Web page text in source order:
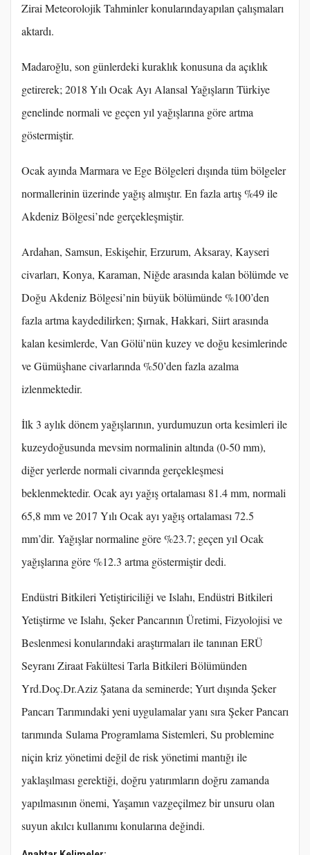
Zirai Meteorolojik Tahminler konularındayapılan çalışmaları
aktardı.
Madaroğlu, son günlerdeki kuraklık konusuna da açıklık
getirerek; 2018 Yılı Ocak Ayı Alansal Yağışların Türkiye
genelinde normali ve geçen yıl yağışlarına göre artma
göstermiştir.
Ocak ayında Marmara ve Ege Bölgeleri dışında tüm bölgeler
normallerinin üzerinde yağış almıştır. En fazla artış %49 ile
Akdeniz Bölgesi’nde gerçekleşmiştir.
Ardahan, Samsun, Eskişehir, Erzurum, Aksaray, Kayseri
civarları, Konya, Karaman, Niğde arasında kalan bölümde ve
Doğu Akdeniz Bölgesi’nin büyük bölümünde %100’den
fazla artma kaydedilirken; Şırnak, Hakkari, Siirt arasında
kalan kesimlerde, Van Gölü’nün kuzey ve doğu kesimlerinde
ve Gümüşhane civarlarında %50’den fazla azalma
izlenmektedir.
İlk 3 aylık dönem yağışlarının, yurdumuzun orta kesimleri ile
kuzeydoğusunda mevsim normalinin altında (0-50 mm),
diğer yerlerde normali civarında gerçekleşmesi
beklenmektedir. Ocak ayı yağış ortalaması 81.4 mm, normali
65,8 mm ve 2017 Yılı Ocak ayı yağış ortalaması 72.5
mm’dir. Yağışlar normaline göre %23.7; geçen yıl Ocak
yağışlarına göre %12.3 artma göstermiştir dedi.
Endüstri Bitkileri Yetiştiriciliği ve Islahı, Endüstri Bitkileri
Yetiştirme ve Islahı, Şeker Pancarının Üretimi, Fizyolojisi ve
Beslenmesi konularındaki araştırmaları ile tanınan ERÜ
Seyranı Ziraat Fakültesi Tarla Bitkileri Bölümünden
Yrd.Doç.Dr.Aziz Şatana da seminerde; Yurt dışında Şeker
Pancarı Tarımındaki yeni uygulamalar yanı sıra Şeker Pancarı
tarımında Sulama Programlama Sistemleri, Su problemine
niçin kriz yönetimi değil de risk yönetimi mantığı ile
yaklaşılması gerektiği, doğru yatırımların doğru zamanda
yapılmasının önemi, Yaşamın vazgeçilmez bir unsuru olan
suyun akılcı kullanımı konularına değindi.